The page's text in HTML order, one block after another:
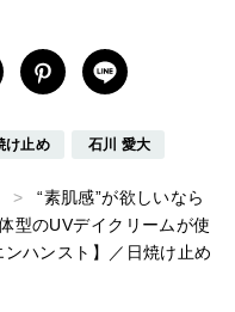
け止め 石川 愛大
“素肌感”が欲しいなら
型のUVデイクリームが使
ハンスト】／日焼け止め